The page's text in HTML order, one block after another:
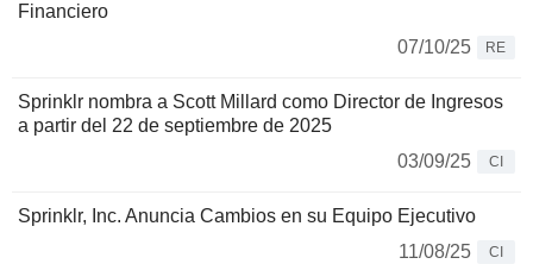
Financiero
07/10/25
RE
Sprinklr nombra a Scott Millard como Director de Ingresos
a partir del 22 de septiembre de 2025
03/09/25
CI
Sprinklr, Inc. Anuncia Cambios en su Equipo Ejecutivo
11/08/25
CI